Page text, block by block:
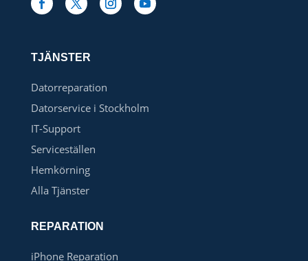
TJÄNSTER
Datorreparation
Datorservice i Stockholm
IT-Support
Serviceställen
Hemkörning
Alla Tjänster
REPARATION
iPhone Reparation